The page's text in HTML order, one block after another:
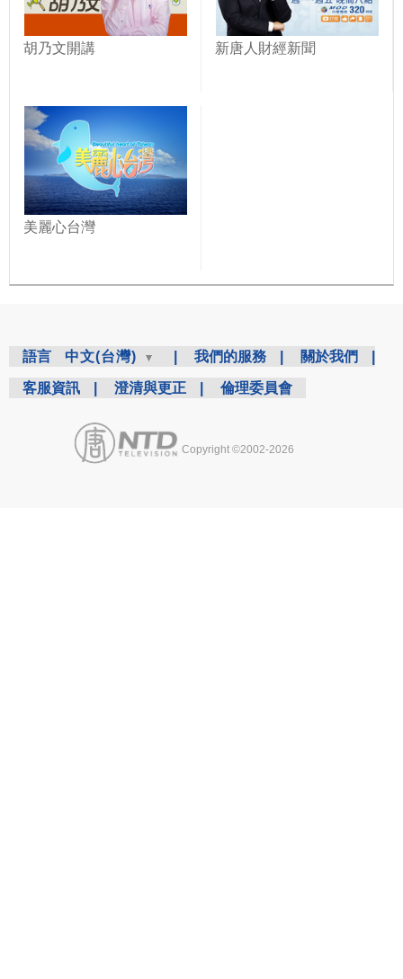
胡乃文開講 新唐人財經新聞
美麗心台灣
語言 中文(台灣) 我們的服務 關於我們
客服資訊 澄清與更正 倫理委員會
Copyright ©2002-2026